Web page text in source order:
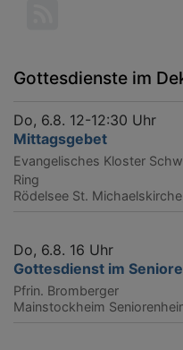
Gottesdienste im
Do, 6.8. 12-12:30 Uhr
Mittagsgebet
Evangelisches Kloster
Ring
Rödelsee St.
Do, 6.8. 16 Uhr
Gottesdienst im
Pfrin. Bromberger
Mainstockheim